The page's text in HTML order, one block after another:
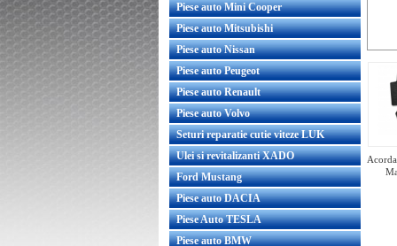
Piese auto Mini Cooper
Piese auto Mitsubishi
Piese auto Nissan
Piese auto Peugeot
Piese auto Renault
Piese auto Volvo
Seturi reparatie cutie viteze LUK
Ulei si revitalizanti XADO
Ford Mustang
Piese auto DACIA
Piese Auto TESLA
Piese auto BMW